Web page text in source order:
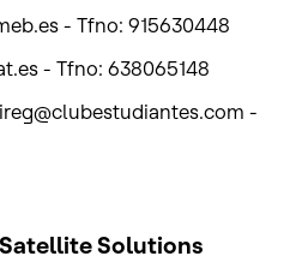
- Tfno: 915630448
- Tfno: 638065148
-
Satellite Solutions